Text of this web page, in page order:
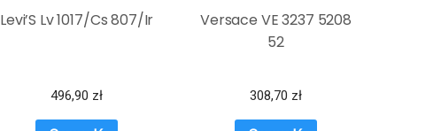
Levi’S Lv 1017/Cs 807/Ir
496,90 zł
Versace VE 3237 5208
52
308,70 zł